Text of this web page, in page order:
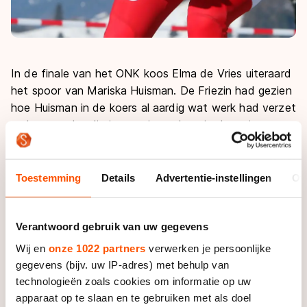
Toestemming Details Advertentie-instellingen
Verantwoord gebruik van uw gegevens
Wij en onze 1022 partners verwerken je persoonlijke
gegevens (bijv. uw IP-adres) met behulp van
technologieën zoals cookies om informatie op uw
apparaat op te slaan en te gebruiken met als doel
In de finale van het ONK koos Elma de Vries uiteraard
het spoor van Mariska Huisman. De Friezin had gezien
hoe Huisman in de koers al aardig wat werk had verzet
en hoopte dat die inspanningen haar in de sprint
zouden opbreken. "Ze heeft steeds zelf moeten
reageren, heeft veel moeten doen. Dat zou in zo’n
finale terug te zien moeten zijn, maar dat viel tegen",
Afgelopen maandag in de finale van het Aart
Koopmans Memorial zag ze nog hoe Huisman tegen
het ijs ging. "Heel even schoot het door mijn hoofd
dat ze toen ging liggen. Waarom nu niet, dacht ik nog."